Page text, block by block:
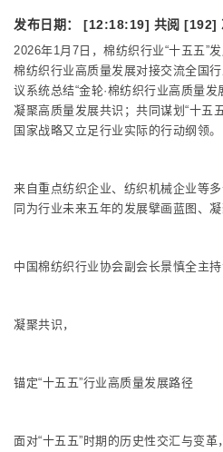
发布日期： [12:18:19] 共阅 [192]
2026年1月7日，棉纺织行业“十五五”
棉纺织行业高质量发展对接交流全国
议系统总结“金轮·棉纺织行业高质量发
凝聚高质量发展共识；共同谋划“十五
国家战略又立足行业实际的行动纲领。
来自重点纺织企业、纺织机械企业等
同为行业未来五年的发展擘画蓝图、凝
中国棉纺织行业协会副会长景慎全主持
凝聚共识，
锚定“十五五”行业高质量发展路径
面对“十五五”时期的历史性交汇与变